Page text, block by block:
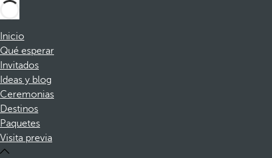
Inicio
Qué esperar
Invitados
Ideas y blog
Ceremonias
Destinos
Paquetes
Visita previa